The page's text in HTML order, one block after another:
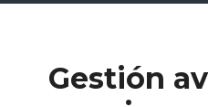
Gestión